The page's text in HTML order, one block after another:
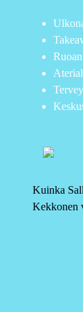
Kuinka
Kekkonen